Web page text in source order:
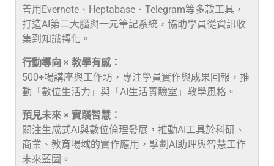
善用Evernote、Heptabase、Telegram等多款工具，
打造AI第二大腦與一元筆記系統，協助學員從資訊收
集到知識轉化。
行動導向 × 教學有感：
500+場講座與工作坊，專注學員實作與成果回報，推
動「數位生活力」與「AI生活實驗室」教學風格。
預見未來 × 實踐智慧：
關注生成式AI與數位倫理發展，推動AI工具於科研、
商業、教育場域的實作應用，擘劃AI助理與智慧工作
未來藍圖。